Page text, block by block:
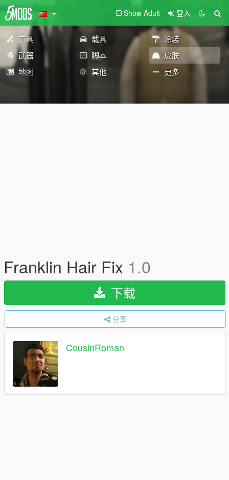
Show Adult 登入
工具 载具
涂装
武器
脚本
皮肤
地图
其他 更多
Franklin Hair Fix 1.0
下载
分享
CousinRoman